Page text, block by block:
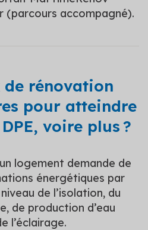
(parcours accompagné).
rénovation
pour atteindre
voire plus ?
logement demande de
énergétiques par
de l’isolation, du
de production d’eau
l’éclairage.